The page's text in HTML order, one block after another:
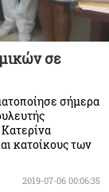
σε
σήμερα
κατοίκους των
2019-07-06 00:06:35